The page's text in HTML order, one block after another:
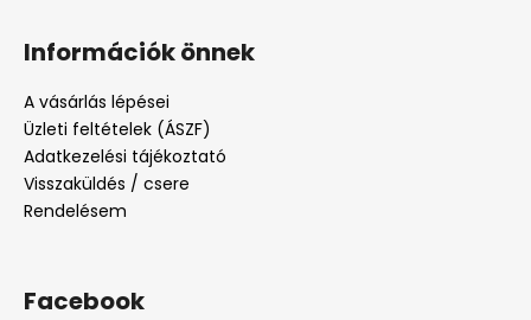
Információk önnek
A vásárlás lépései
Üzleti feltételek (ÁSZF)
Adatkezelési tájékoztató
Visszaküldés / csere
Rendelésem
Facebook